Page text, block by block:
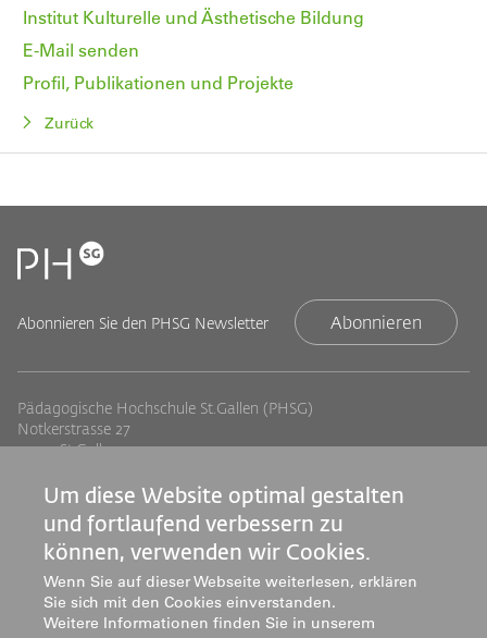
Institut Kulturelle und Ästhetische Bildung
E-Mail senden
Profil, Publikationen und Projekte
Zurück
Abonnieren Sie den PHSG Newsletter Abonnieren
Pädagogische Hochschule St.Gallen (PHSG)
Notkerstrasse 27
9000 St.Gallen
info@phsg.ch
Footer
Links
Standorte
Jobs
Medien
Mediatheken
Footer
rechts
Studium
Weiterbildung
Forschung & Entwicklung
Dienstleistung
Um diese Website optimal gestalten
und fortlaufend verbessern zu
können, verwenden wir Cookies.
Wenn Sie auf dieser Webseite weiterlesen, erklären
Sie sich mit den Cookies einverstanden.
Weitere Informationen finden Sie in unserem